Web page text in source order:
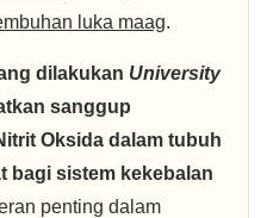
luka maag.
dilakukan University
sanggup
Oksida dalam tubuh
bagi sistem kekebalan
penting dalam